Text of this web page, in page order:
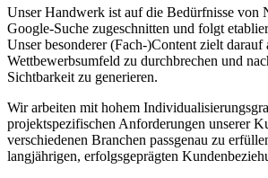
Unser Handwerk ist auf die Bedürfnisse von
Google-Suche zugeschnitten und folgt
Unser besonderer (Fach-)Content zielt darauf
Wettbewerbsumfeld zu durchbrechen und
Sichtbarkeit zu generieren.
Wir arbeiten mit hohem
projektspezifischen Anforderungen unserer
verschiedenen Branchen passgenau zu
langjährigen, erfolgsgeprägten